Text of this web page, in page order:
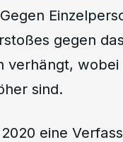
gegen
sind.
eine